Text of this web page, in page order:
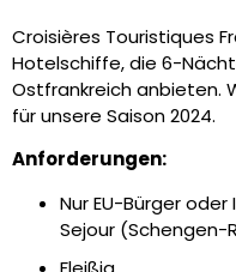
Croisières Touristiques
Hotelschiffe, die 6-
Ostfrankreich anbieten.
für unsere Saison 2024.
Anforderungen:
Nur EU-Bürger
Sejour (Schengen-